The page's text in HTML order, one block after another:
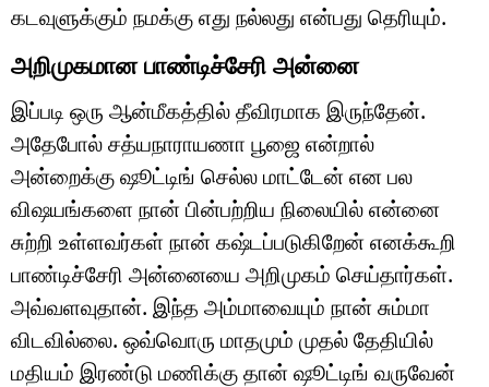
கடவுளுக்கும் நமக்கு எது நல்லது என்பது தெரியும்.
அறிமுகமான பாண்டிச்சேரி அன்னை
இப்படி ஒரு ஆன்மீகத்தில் தீவிரமாக இருந்தேன்.
அதேபோல் சத்யநாராயணா பூஜை என்றால்
அன்றைக்கு ஷூட்டிங் செல்ல மாட்டேன் என பல
விஷயங்களை நான் பின்பற்றிய நிலையில் என்னை
சுற்றி உள்ளவர்கள் நான் கஷ்டப்படுகிறேன் எனக்கூறி
பாண்டிச்சேரி அன்னையை அறிமுகம் செய்தார்கள்.
அவ்வளவுதான். இந்த அம்மாவையும் நான் சும்மா
விடவில்லை. ஒவ்வொரு மாதமும் முதல் தேதியில்
மதியம் இரண்டு மணிக்கு தான் ஷூட்டிங் வருவேன்